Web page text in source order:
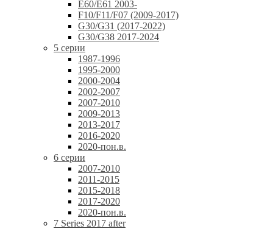
E60/E61 2003-
F10/F11/F07 (2009-2017)
G30/G31 (2017-2022)
G30/G38 2017-2024
5 серии
1987-1996
1995-2000
2000-2004
2002-2007
2007-2010
2009-2013
2013-2017
2016-2020
2020-пон.в.
6 серии
2007-2010
2011-2015
2015-2018
2017-2020
2020-пон.в.
7 Series 2017 after